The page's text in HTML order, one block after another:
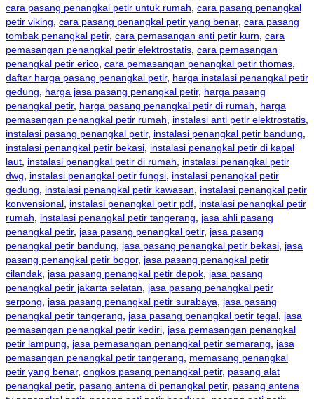
cara pasang penangkal petir untuk rumah cara pasang penangkal
petir viking cara pasang penangkal petir yang benar, cara pasang
tombak penangkal petir, cara pemasangan anti petir kurn cara
pemasangan penangkal petir elektrostatis cara pemasangan
penangkal petir erico cara pemasangan penangkal petir thomas
daftar harga pasang penangkal petir, harga instalasi penangkal petir
gedung
harga jasa pasang penangkal petir, harga pasang
penangkal petir, harga pasang penangkal petir di rumah
harga
pemasangan penangkal petir rumah
instalasi anti petir elektrostatis
instalasi pasang penangkal petir, instalasi penangkal petir bandung
instalasi penangkal petir bekasi instalasi penangkal petir di kapal
laut instalasi penangkal petir di rumah
instalasi penangkal petir
dwg
instalasi penangkal petir fungsi instalasi penangkal petir
gedung
instalasi penangkal petir kawasan
instalasi penangkal petir
konvensional instalasi penangkal petir pdf instalasi penangkal petir
rumah
instalasi penangkal petir tangerang
jasa ahli pasang
penangkal petir, jasa pasang penangkal petir, jasa pasang
penangkal petir bandung
jasa pasang penangkal petir bekasi jasa
pasang penangkal petir bogor, jasa pasang penangkal petir
cilandak jasa pasang penangkal petir depok jasa pasang
penangkal petir jakarta selatan
jasa pasang penangkal petir
serpong
jasa pasang penangkal petir surabaya
jasa pasang
penangkal petir tangerang
jasa pasang penangkal petir tegal jasa
pemasangan penangkal petir kediri jasa pemasangan penangkal
petir lampung
jasa pemasangan penangkal petir semarang
jasa
pemasangan penangkal petir tangerang
memasang penangkal
petir yang benar, ongkos pasang penangkal petir, pasang alat
penangkal petir, pasang antena di penangkal petir, pasang antena